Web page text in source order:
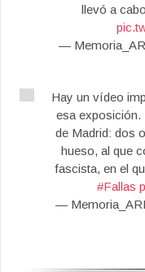
llevó a
—
Hay un vídeo
esa exposición.
de Madrid: dos
hueso, al que
fascista, en el
#Fallas
—